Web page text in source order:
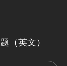
（英文）